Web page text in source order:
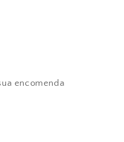
encomenda